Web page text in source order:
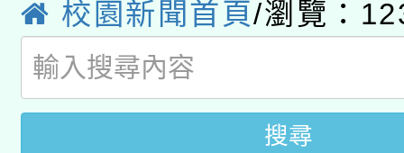
月28日止
機關學校轉知所屬退休
用一案
辦理性別平等教育建置
人才庫實施計畫」一案
衛生局辦理之「115年
菸害防制實體解謎活動
校園新聞首頁/瀏覽：
搜尋